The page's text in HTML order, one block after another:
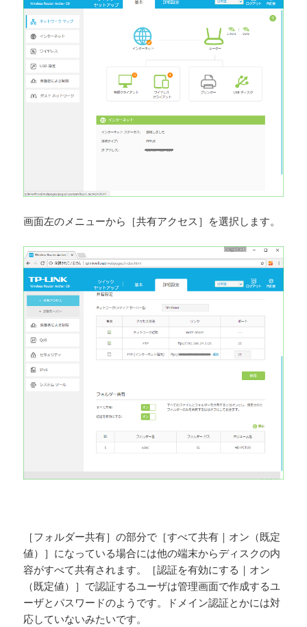
画面左のメニューから［共有アクセス］を選択します。
［フォルダー共有］の部分で［すべて共有｜オン（既定
値）］になっている場合には他の端末からディスクの内
容がすべて共有されます。［認証を有効にする｜オン
（既定値）］で認証するユーザは管理画面で作成するユ
ーザとパスワードのようです。ドメイン認証とかには対
応していないみたいです。